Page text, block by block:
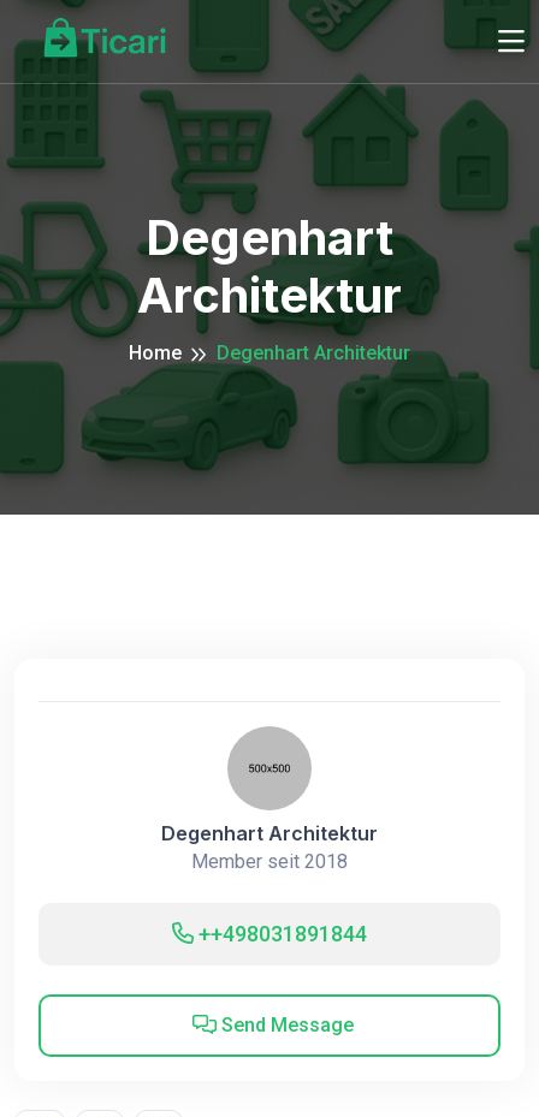
Degenhart
Architektur
Home Degenhart Architektur
Degenhart Architektur
Member seit 2018
++498031891844
Send Message